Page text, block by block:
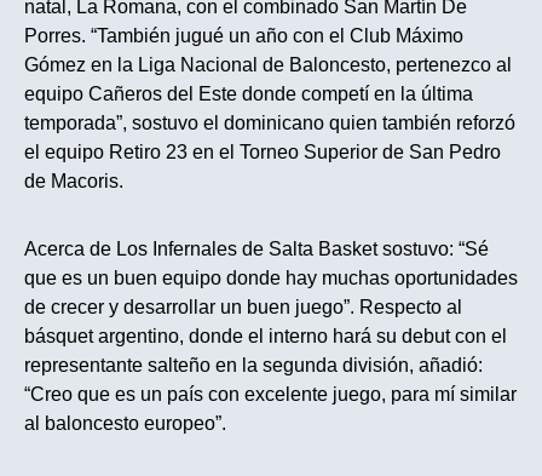
natal, La Romana, con el combinado San Martín De
Porres. “También jugué un año con el Club Máximo
Gómez en la Liga Nacional de Baloncesto, pertenezco al
equipo Cañeros del Este donde competí en la última
temporada”, sostuvo el dominicano quien también reforzó
el equipo Retiro 23 en el Torneo Superior de San Pedro
de Macoris.
Acerca de Los Infernales de Salta Basket sostuvo: “Sé
que es un buen equipo donde hay muchas oportunidades
de crecer y desarrollar un buen juego”. Respecto al
básquet argentino, donde el interno hará su debut con el
representante salteño en la segunda división, añadió:
“Creo que es un país con excelente juego, para mí similar
al baloncesto europeo”.